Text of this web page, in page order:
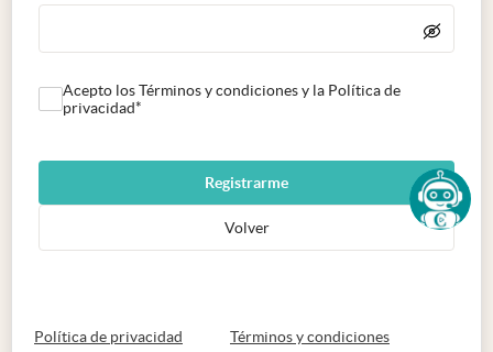
Acepto los Términos y condiciones y la Política de
privacidad*
Registrarme
Volver
Política de privacidad abre en nueva pestaña
Términos y condicionesabre en nueva